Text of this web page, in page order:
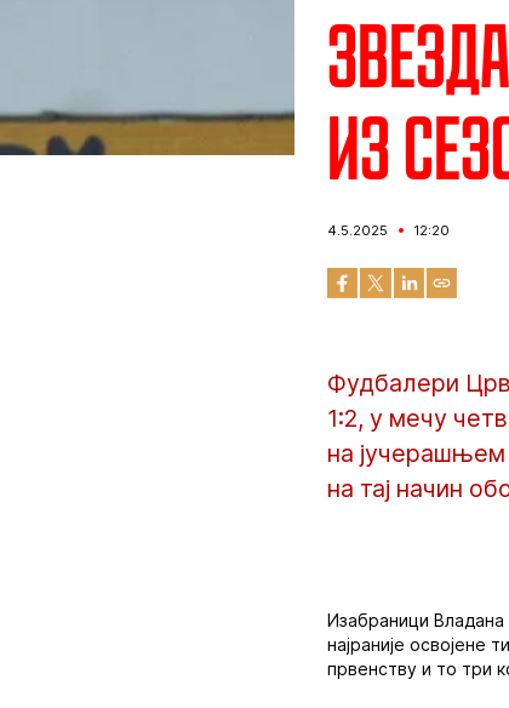
из
4.5.2025 12:20
Фудбалери
1:2, у мечу
на јучерашњем
на тај начин
Изабраници Владана
најраније освојене
првенству и то три